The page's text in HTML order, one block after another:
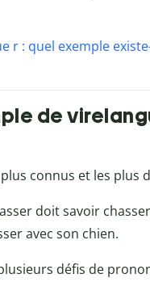
r : quel exemple
de
connus et les plus
doit savoir
avec son chien.
défis de